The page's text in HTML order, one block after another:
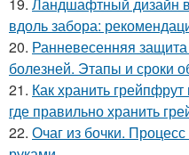
вдоль забора:
20. Ранневесенняя
болезней. Этапы и сроки
21. Как хранить
где правильно хранить
22. Очаг из бочки.